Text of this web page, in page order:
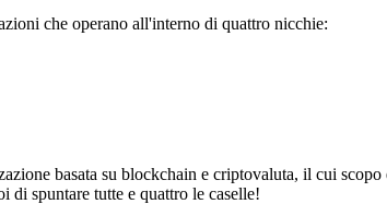
che operano all'interno di quattro nicchie:
basata su blockchain e criptovaluta, il cui
di spuntare tutte e quattro le caselle!